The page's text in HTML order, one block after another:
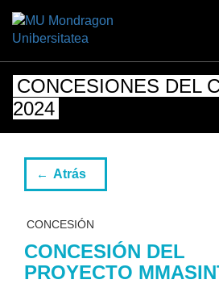
CONCESIONES DEL
2024
Atrás
CONCESIÓN
CONCESIÓN DEL
PROYECTO